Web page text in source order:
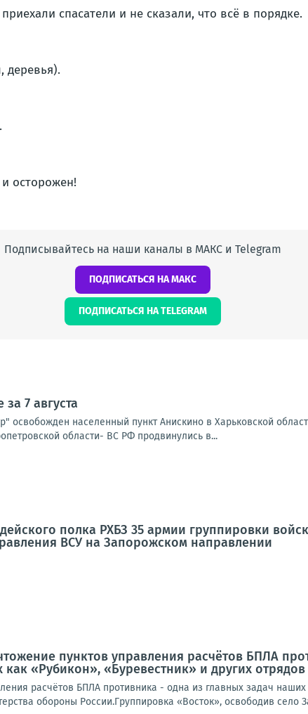
спасатели и не сказали, что всё в порядке.
деревья).
осторожен!
Подписывайтесь на наши каналы в МАКС и Telegram
ПОДПИСАТЬСЯ НА МАКС
ПОДПИСАТЬСЯ НА TELEGRAM
7 августа
освобожден населенный пункт Анискино в Харьковской
области- ВС РФ продвинулись в...
полка РХБЗ 35 армии группировки
ВСУ на Запорожском направлении
пунктов управления расчётов БПЛА
как «Рубикон», «Буревестник» и других
расчётов БПЛА противника - одна из главных задач
обороны России.Группировка «Восток», освободив село